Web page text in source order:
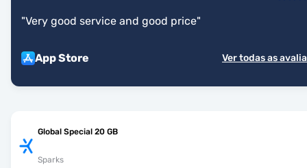
"Very good service and good price"
App Store Ver todas as
Global Special 20 GB
Sparks